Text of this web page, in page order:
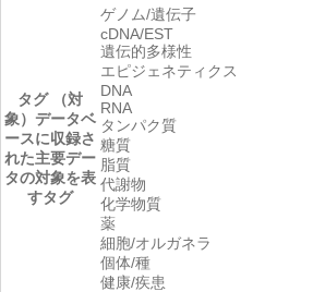
タグ （対
象） データベ
ースに収録さ
れた主要デー
タの対象を表
すタグ
ゲノム/遺伝子
cDNA/EST
遺伝的多様性
エピジェネティクス
DNA
RNA
タンパク質
糖質
脂質
代謝物
化学物質
薬
細胞/オルガネラ
個体/種
健康/疾患